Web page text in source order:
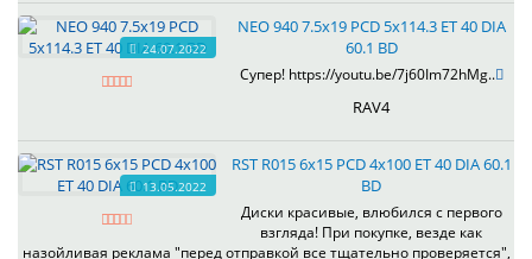
24.07.2022
NEO 940 7.5x19 PCD 5x114.3 ET 40 DIA
60.1 BD
Супер! https://youtu.be/7j60Im72hMg..
RAV4
13.05.2022
RST R015 6x15 PCD 4x100 ET 40 DIA 60.1
BD
Диски красивые, влюбился с первого
взгляда! При покупке, везде как
назойливая реклама "перед отправкой все тщательно проверяется",